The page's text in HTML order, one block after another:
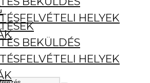
HELYEK
BEKÜLDÉS
HELYEK